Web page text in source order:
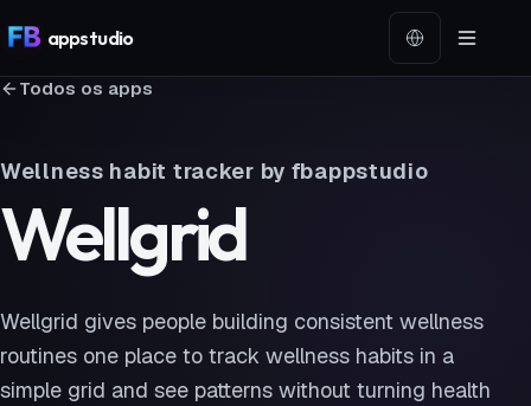
appstudio Idioma
Todos os apps
Wellness habit tracker by fbappstudio
Wellgrid
Wellgrid gives people building consistent wellness
routines one place to track wellness habits in a
simple grid and see patterns without turning health